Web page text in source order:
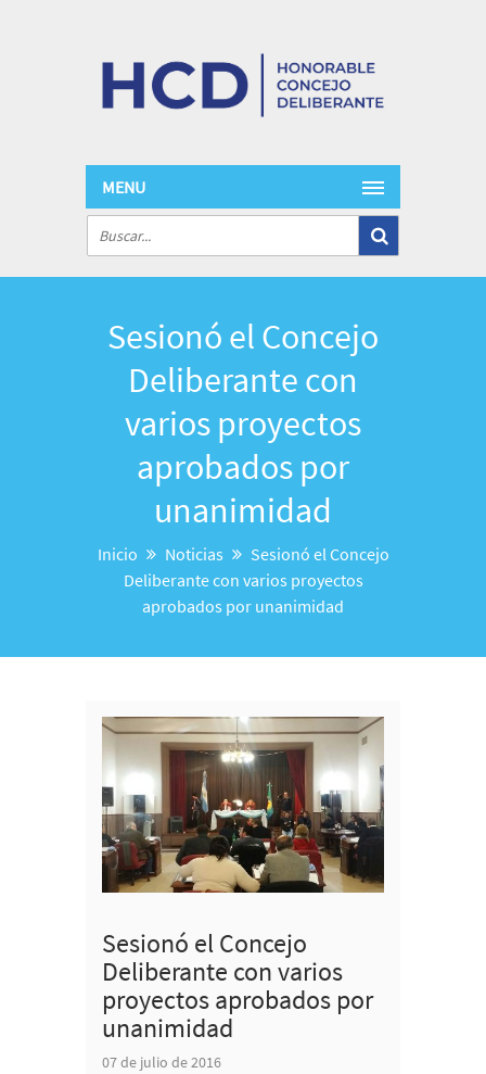
MENU
Sesionó el Concejo
Deliberante con
varios proyectos
aprobados por
unanimidad
Inicio Noticias
Sesionó el Concejo
Deliberante con varios proyectos
aprobados por unanimidad
Sesionó el Concejo
Deliberante con varios
proyectos aprobados por
unanimidad
07 de julio de 2016